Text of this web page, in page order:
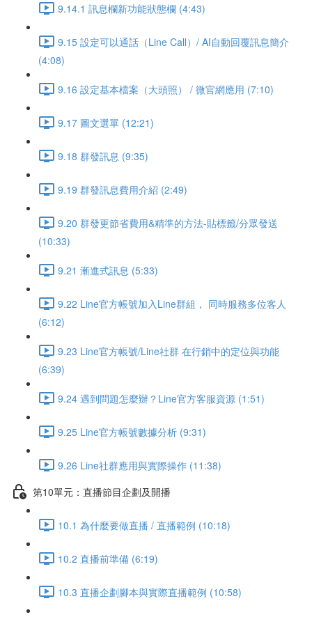
9.14.1 訊息欄新功能狀態欄 (4:43)
9.15 設定可以通話（Line Call）/ AI自動回覆訊息簡介
(4:08)
9.16 設定基本檔案（大頭照） / 微官網應用 (7:10)
9.17 圖文選單 (12:21)
9.18 群發訊息 (9:35)
9.19 群發訊息費用介紹 (2:49)
9.20 群發更節省費用&精準的方法-貼標籤/分眾發送
(10:33)
9.21 漸進式訊息 (5:33)
9.22 Line官方帳號加入Line群組， 同時服務多位客人
(6:12)
9.23 Line官方帳號/Line社群 在行銷中的定位與功能
(6:39)
9.24 遇到問題怎麼辦？Line官方客服資源 (1:51)
9.25 Line官方帳號數據分析 (9:31)
9.26 Line社群應用與實際操作 (11:38)
第10單元：直播節目企劃及開播
10.1 為什麼要做直播 / 直播範例 (10:18)
10.2 直播前準備 (6:19)
10.3 直播企劃腳本與實際直播範例 (10:58)